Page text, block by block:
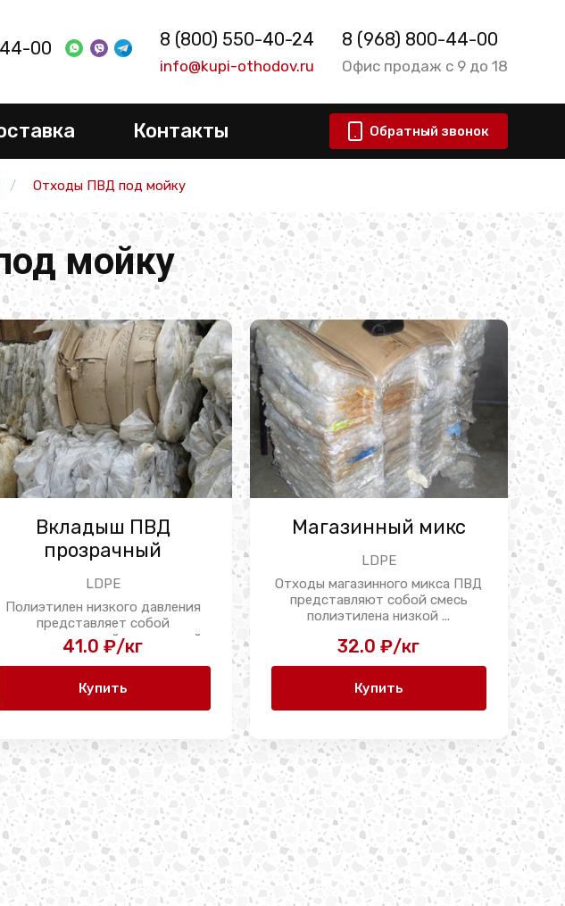
00 8 (800) 550-40-24
info@kupi-othodov.ru
8 (968) 800-44-00
Офис продаж с 9 до 18
Контакты Обратный звонок
Отходы ПВД под мойку
мойку
Вкладыш ПВД
прозрачный
LDPE
Полиэтилен низкого давления
представляет собой
термопластичный полимерный
материал, обладающий ...
41.0 ₽/кг
Купить
Магазинный микс
LDPE
Отходы магазинного микса ПВД
представляют собой смесь
полиэтилена низкой ...
32.0 ₽/кг
Купить